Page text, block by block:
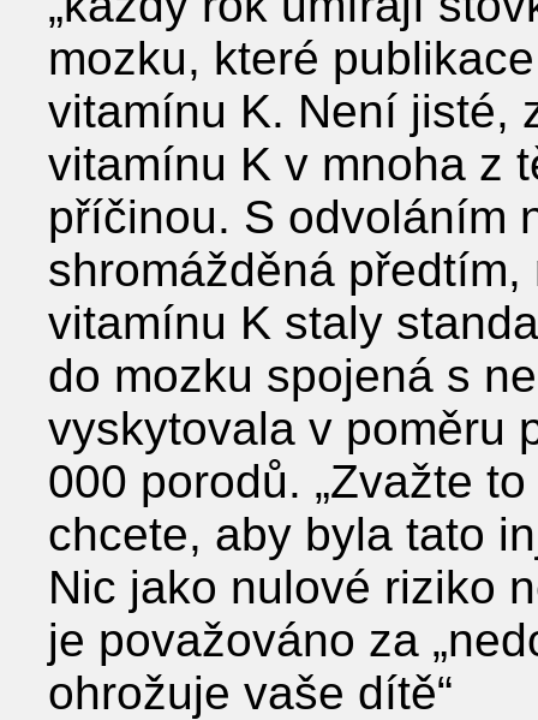
mozku, které
vitamínu K. Není jisté,
vitamínu K v mnoha z
příčinou. S odvoláním
shromážděná
vitamínu K staly
do mozku spojená s
vyskytovala v poměru
000 porodů. „Zvažte
chcete, aby byla tato
Nic jako nulové riziko
je považováno za
ohrožuje vaše dítě“